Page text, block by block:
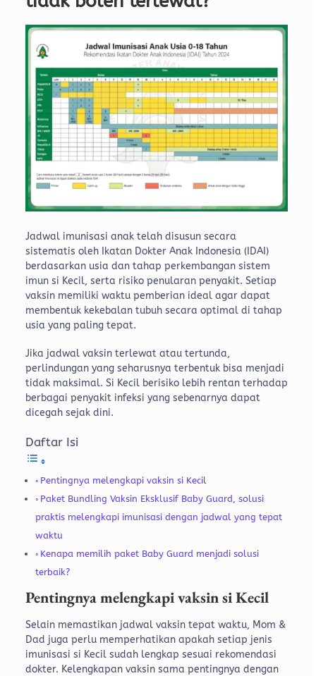
Jadwal imunisasi anak telah disusun secara
sistematis oleh Ikatan Dokter Anak Indonesia (IDAI)
berdasarkan usia dan tahap perkembangan sistem
imun si Kecil, serta risiko penularan penyakit. Setiap
vaksin memiliki waktu pemberian ideal agar dapat
membentuk kekebalan tubuh secara optimal di tahap
usia yang paling tepat.
Jika jadwal vaksin terlewat atau tertunda,
perlindungan yang seharusnya terbentuk bisa menjadi
tidak maksimal. Si Kecil berisiko lebih rentan terhadap
berbagai penyakit infeksi yang sebenarnya dapat
dicegah sejak dini.
Daftar Isi
Pentingnya melengkapi vaksin si Kecil
Paket Bundling Vaksin Eksklusif Baby Guard, solusi
praktis melengkapi imunisasi dengan jadwal yang tepat
waktu
Kenapa memilih paket Baby Guard menjadi solusi
terbaik?
Pentingnya melengkapi vaksin si Kecil
Selain memastikan jadwal vaksin tepat waktu, Mom &
Dad juga perlu memperhatikan apakah setiap jenis
imunisasi si Kecil sudah lengkap sesuai rekomendasi
dokter. Kelengkapan vaksin sama pentingnya dengan